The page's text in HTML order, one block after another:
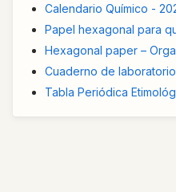
Calendario Químico -
Papel hexagonal para
Hexagonal paper –
Cuaderno de
Tabla Periódica